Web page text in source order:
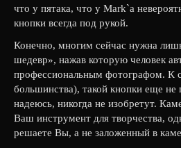
что у пятака, что у Маrk`а
кнопки всегда под рукой.
Конечно, многим сейчас нужна
шедевр», нажав которую человек
профессиональным фотографом. К
большинства), такой кнопки еще не
надеюсь, никогда не изобретут.
Ваш инструмент для творчества,
решаете Вы, а не заложенный в